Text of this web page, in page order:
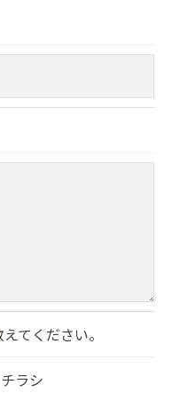
停止の具体的手続
てください。
チラシ